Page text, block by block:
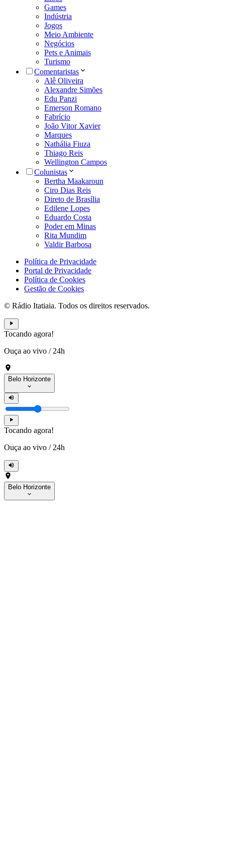
Games
Indústria
Jogos
Meio Ambiente
Negócios
Pets e Animais
Turismo
Comentaristas
Alê Oliveira
Alexandre Simões
Edu Panzi
Emerson Romano
Fabrício
João Vitor Xavier
Marques
Nathália Fiuza
Thiago Reis
Wellington Campos
Colunistas
Bertha Maakaroun
Ciro Dias Reis
Direto de Brasília
Edilene Lopes
Eduardo Costa
Poder em Minas
Rita Mundim
Valdir Barbosa
Política de Privacidade
Portal de Privacidade
Política de Cookies
Gestão de Cookies
© Rádio Itatiaia. Todos os direitos reservados.
Tocando agora!
Ouça ao vivo / 24h
Belo Horizonte
Tocando agora!
Ouça ao vivo / 24h
Belo Horizonte